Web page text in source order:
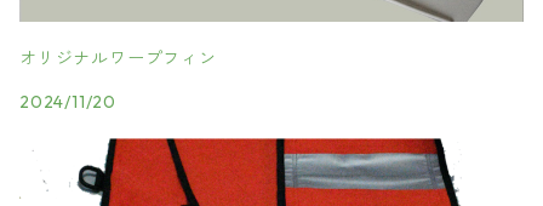
オリジナルワープフィン
2024/11/20